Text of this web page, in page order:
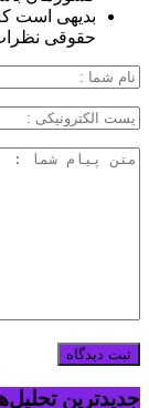
بدیهی است
حقوقی
جدیدترین